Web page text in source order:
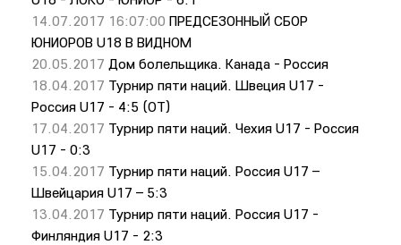
14.07.2017 16:07:00 ПРЕДСЕЗОННЫЙ СБОР
ЮНИОРОВ U18 В ВИДНОМ
20.05.2017 Дом болельщика. Канада - Россия
18.04.2017 Турнир пяти наций. Швеция U17 -
Россия U17 - 4:5 (ОТ)
17.04.2017 Турнир пяти наций. Чехия U17 - Россия
U17 - 0:3
15.04.2017 Турнир пяти наций. Россия U17 –
Швейцария U17 – 5:3
13.04.2017 Турнир пяти наций. Россия U17 -
Финляндия U17 - 2:3